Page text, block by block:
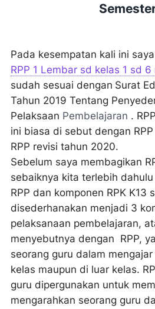
Pada kesempatan kali ini
RPP 1 Lembar sd kelas 1 sd
sudah sesuai dengan Surat
Tahun 2019 Tentang
Pelaksaan Pembelajaran .
ini biasa di sebut dengan
RPP revisi tahun 2020.
Sebelum saya membagikan
sebaiknya kita terlebih
RPP dan komponen RPK K13
disederhanakan menjadi 3
pelaksanaan pembelajaran,
menyebutnya dengan RPP,
seorang guru dalam
kelas maupun di luar kelas.
guru dipergunakan untuk
mengarahkan seorang guru